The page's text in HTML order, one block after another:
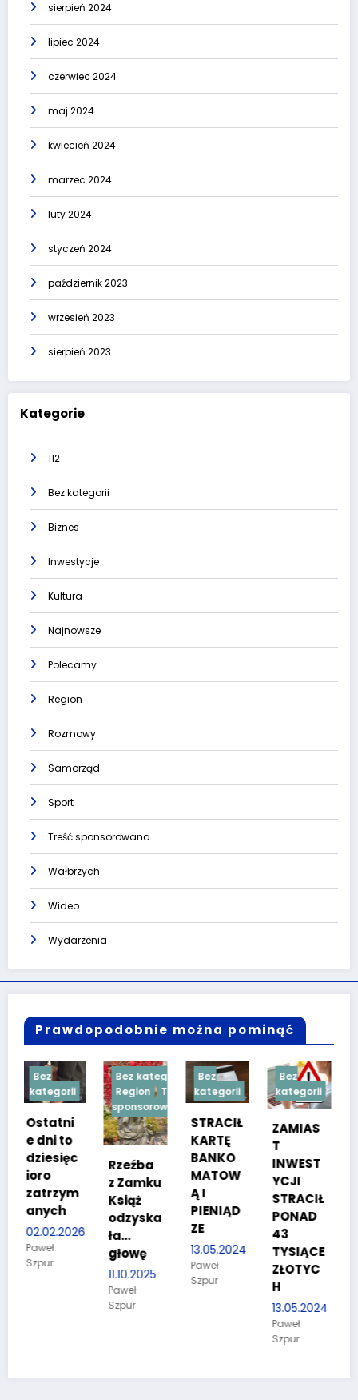
sierpień 2024
lipiec 2024
czerwiec 2024
maj 2024
kwiecień 2024
marzec 2024
luty 2024
styczeń 2024
październik 2023
wrzesień 2023
sierpień 2023
Kategorie
112
Bez kategorii
Biznes
Inwestycje
Kultura
Najnowsze
Polecamy
Region
Rozmowy
Samorząd
Sport
Treść sponsorowana
Wałbrzych
Wideo
Wydarzenia
Prawdopodobnie można pominąć
Bez kategorii
Region
Treść
sponsorowana
Rzeźba
z Zamku
Książ
odzyska
ła…
głowę
Bez
kategorii
STRACIŁ
KARTĘ
BANKO
MATOW
Ą I
PIENIĄD
ZE
13.05.2024
Szpur
Bez
kategorii
ZAMIAS
T
INWEST
YCJI
STRACIŁ
PONAD
43
TYSIĄCE
ZŁOTYC
H
Bez
kategorii
TESTY
NOŚCIO
WE DLA
KANDYD
ATÓW
DO
POLICJI
27.03.2024